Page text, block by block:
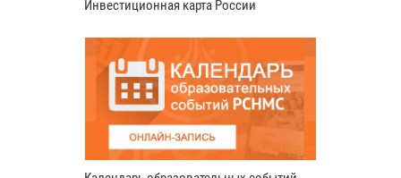
Инвестиционная карта России